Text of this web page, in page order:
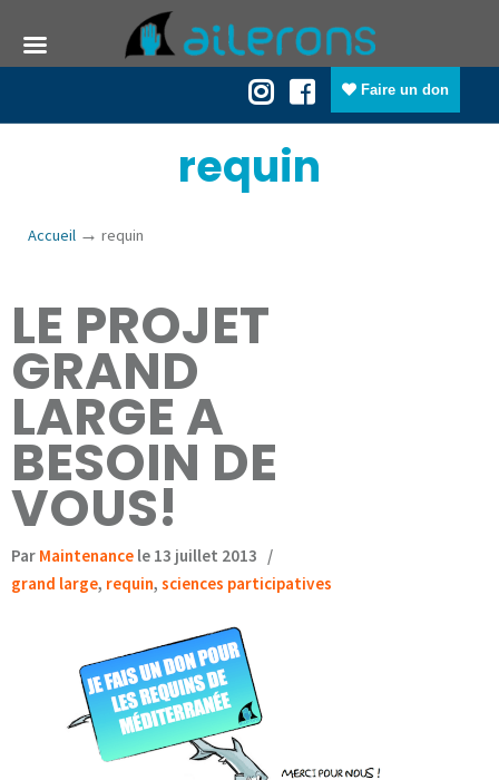
Faire un don
requin
Accueil → requin
LE PROJET
GRAND
LARGE A
BESOIN DE
VOUS!
Par Maintenance le 13 juillet 2013 /
grand large, requin, sciences participatives